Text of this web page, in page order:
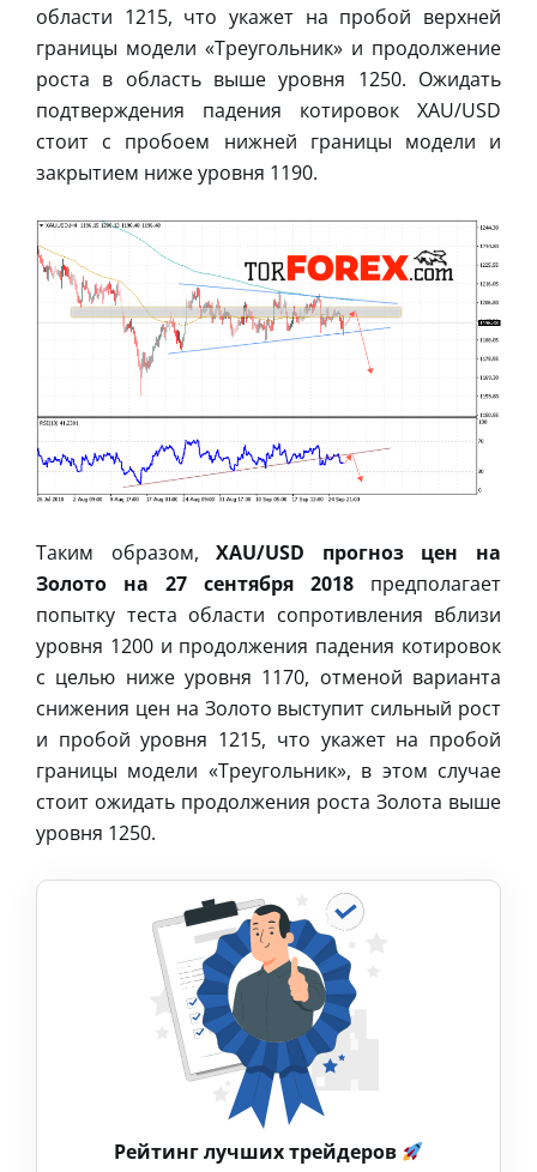
области 1215, что укажет на пробой верхней
границы модели «Треугольник» и продолжение
роста в область выше уровня 1250. Ожидать
подтверждения падения котировок XAU/USD
стоит с пробоем нижней границы модели и
закрытием ниже уровня 1190.
Таким образом,XAU/USD прогноз цен на
Золото на 27 сентября 2018 предполагает
попытку теста области сопротивления вблизи
уровня 1200 и продолжения падения котировок
с целью ниже уровня 1170, отменой варианта
снижения цен на Золото выступит сильный рост
и пробой уровня 1215, что укажет на пробой
границы модели «Треугольник», в этом случае
стоит ожидать продолжения роста Золота выше
уровня 1250.
Рейтинг лучших трейдеров